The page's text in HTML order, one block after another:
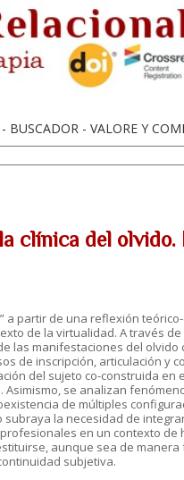
- BUSCADOR - VALORE Y
clínica del olvido.
a partir de una reflexión
de la virtualidad. A través
las manifestaciones del
de inscripción, articulación y
del sujeto co-construida en
se analizan
de múltiples
la necesidad de
en un contexto de
aunque sea de
subjetiva.